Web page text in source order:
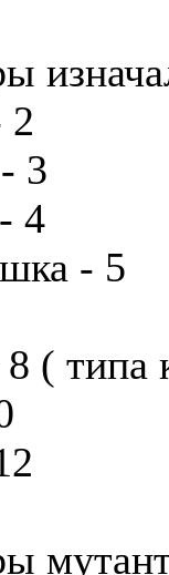
2
3
4
- 5
( типа